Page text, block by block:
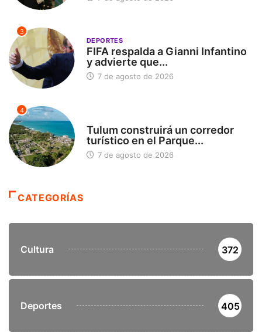
3
DEPORTES
FIFA respalda a Gianni Infantino
y advierte que...
7 de agosto de 2026
4
Tulum construirá un corredor
turístico en el Parque...
7 de agosto de 2026
CATEGORÍAS
Cultura 372
Deportes 405